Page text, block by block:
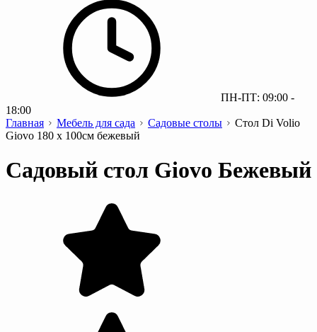
ПН-ПТ: 09:00 -
18:00
Главная
Мебель для сада Садовые столы
Стол Di Volio
Giovo 180 х 100см бежевый
Садовый стол Giovo Бежевый